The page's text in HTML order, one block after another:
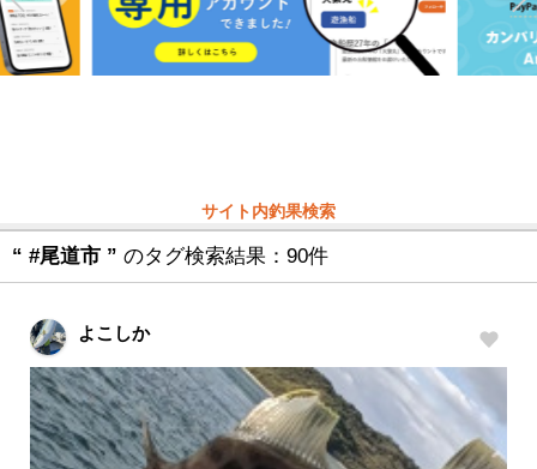
サイト内釣果検索
“ #尾道市 ” のタグ検索結果：90件
よこしか